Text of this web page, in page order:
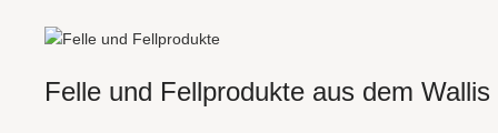
Felle und Fellprodukte aus dem Wallis